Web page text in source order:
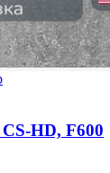
HD, F600